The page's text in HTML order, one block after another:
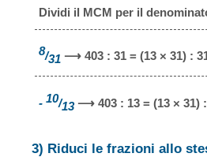
Dividi il MCM per il
8/31 ⟶ 403 : 31 = (13 × 31) :
- 10/13 ⟶ 403 : 13 = (13 × 31) :
3) Riduci le frazioni allo